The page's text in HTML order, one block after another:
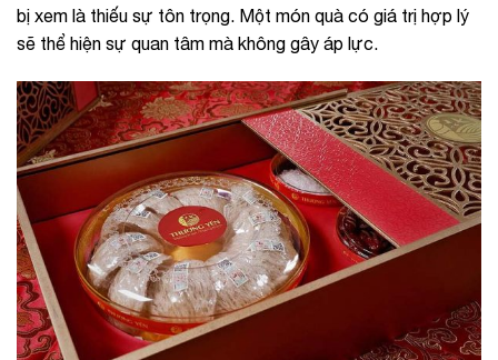
bị xem là thiếu sự tôn trọng. Một món quà có giá trị hợp lý
sẽ thể hiện sự quan tâm mà không gây áp lực.